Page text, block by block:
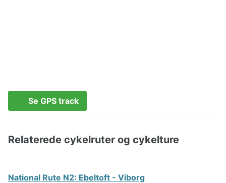
Se GPS track
Relaterede cykelruter og cykelture
National Rute N2: Ebeltoft - Viborg